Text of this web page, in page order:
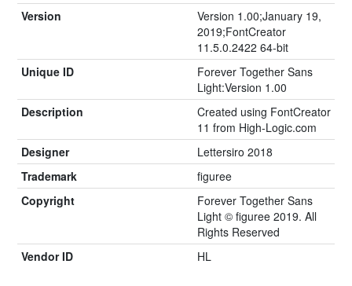
Version
Version 1.00;January 19,
2019;FontCreator
11.5.0.2422 64-bit
Unique ID
Forever Together Sans
Light:Version 1.00
Description
Created using FontCreator
11 from High-Logic.com
Designer
Lettersiro 2018
Trademark
figuree
Copyright
Forever Together Sans
Light © figuree 2019. All
Rights Reserved
Vendor ID
HL